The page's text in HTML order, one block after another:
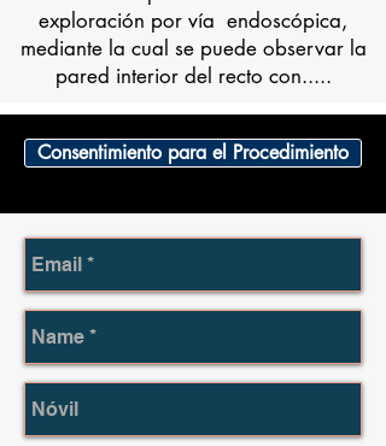
exploración por vía endoscópica,
mediante la cual se puede observar la
pared interior del recto con.....
Consentimiento para el Procedimiento